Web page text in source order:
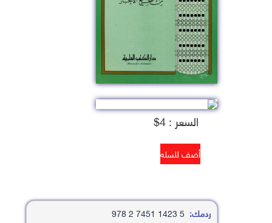
السعر : 4$
ردمك: